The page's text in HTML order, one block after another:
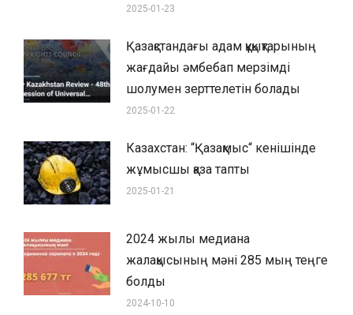
2025-01-23
Қазақстандағы адам құқықтарының
жағдайы әмбебап мерзімді
шолумен зерттелетін болады
2025-01-22
Казахстан: “Қазақмыс“ кенішінде
жұмысшы қаза тапты
2025-01-21
2024 жылы медиана
жалақысының мәні 285 мың теңге
болды
2024-10-10